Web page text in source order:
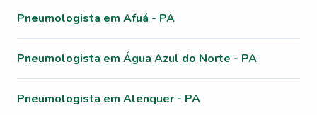
Pneumologista em Afuá - PA
Pneumologista em Água Azul do Norte - PA
Pneumologista em Alenquer - PA